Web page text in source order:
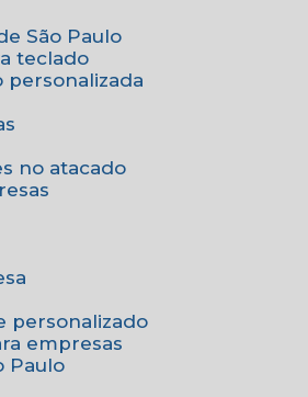
São Paulo
teclado
personalizada
no atacado
personalizado
empresas
Paulo